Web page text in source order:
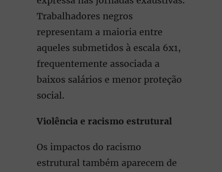
Trabalhadores negros
representam a maioria entre
aqueles submetidos à escala 6x1,
frequentemente associada a
baixos salários e menor proteção
social.
Violência e racismo estrutural
Os impactos do racismo
estrutural também aparecem de